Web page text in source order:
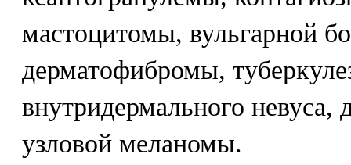
мастоцитомы, вульгарной
дерматофибромы,
внутридермального невуса,
узловой меланомы.